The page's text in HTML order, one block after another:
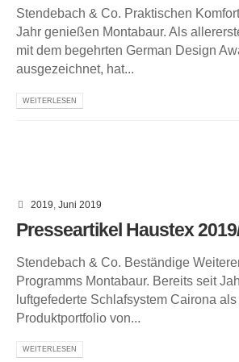
Stendebach & Co. Praktischen
Jahr genießen Montabaur. Als
mit dem begehrten German Design
ausgezeichnet, hat...
WEITERLESEN
2019 Juni 2019
Presseartikel Haustex
Stendebach & Co. Beständige
Programms Montabaur. Bereits seit
luftgefederte Schlafsystem Cairona
Produktportfolio von...
WEITERLESEN